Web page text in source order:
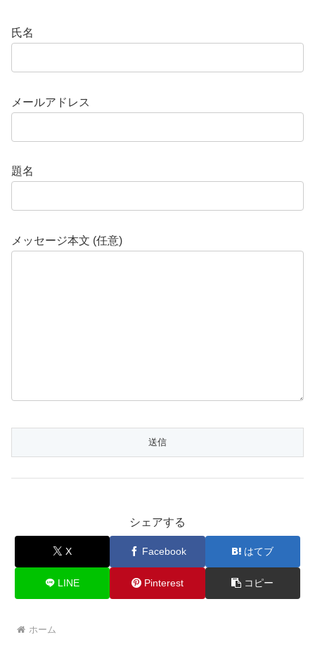
氏名
メールアドレス
題名
メッセージ本文 (任意)
シェアする
X Facebook はてブ
LINE Pinterest コピー
ホーム